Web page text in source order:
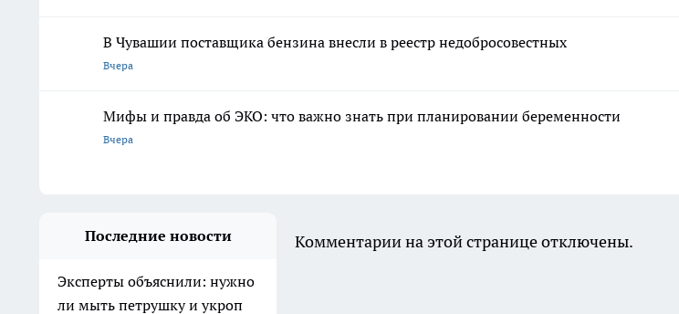
В Чувашии поставщика бензина внесли в реестр недобросовестных
Вчера
Мифы и правда об ЭКО: что важно знать при планировании беременности
Вчера
Последние новости
Эксперты объяснили: нужно
ли мыть петрушку и укроп
Комментарии на этой странице отключены.